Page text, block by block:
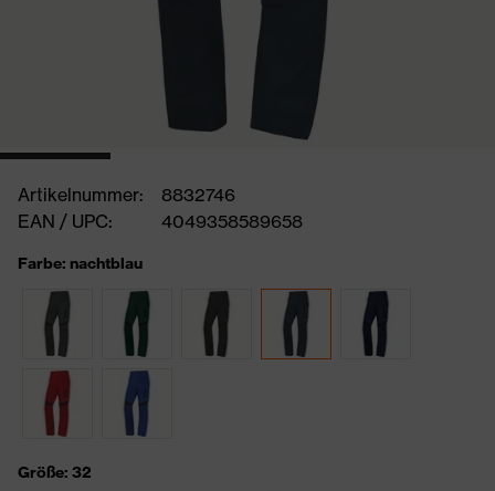
Artikelnummer:
8832746
EAN / UPC:
4049358589658
Farbe: nachtblau
Größe: 32